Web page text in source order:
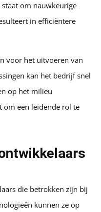
om nauwkeurige
in efficiëntere
voor het uitvoeren van
kan het bedrijf snel
op het milieu
om een leidende rol te
die betrokken zijn bij
kunnen ze op